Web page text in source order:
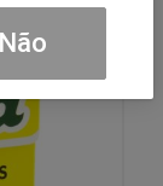
Não